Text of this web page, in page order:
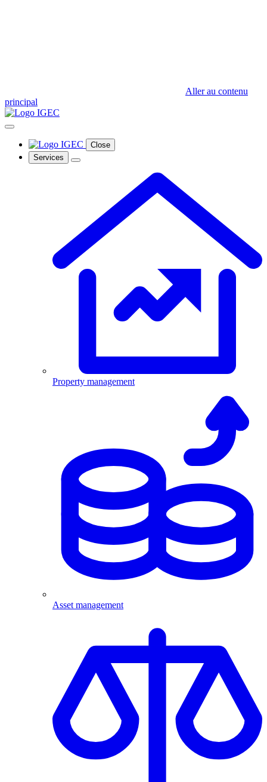
Aller au contenu
principal
Close
Services
Property management
Asset management